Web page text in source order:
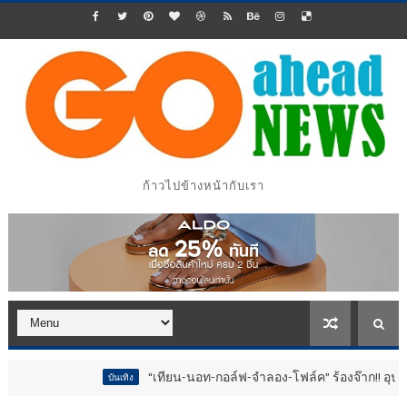
ก้าวไปข้างหน้ากับเรา
“เทียน-นอท-กอล์ฟ-จำลอง-โฟล์ค” ร้องจ๊าก!! อุปกรณ์ม่วน